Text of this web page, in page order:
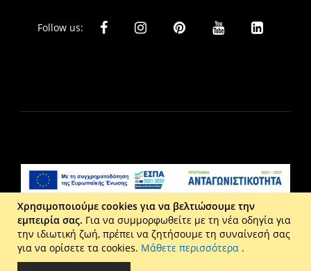
Follow us:
Liberta Ε.Π.Ε. - Τ: 2610 201 800 - Ε: eshop@maison.gr -
Γ.Ε.ΜΗ : 036110316000
Copyright © 2026 Maison. All rights reserved.
Χρησιμοποιούμε cookies για να βελτιώσουμε την
εμπειρία σας. Για να συμμορφωθείτε με τη νέα οδηγία για
την ιδιωτική ζωή, πρέπει να ζητήσουμε τη συναίνεσή σας
για να ορίσετε τα cookies. Μάθετε περισσότερα .